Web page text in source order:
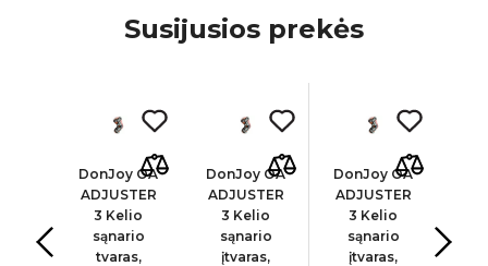
Susijusios prekės
DonJoy OA
ADJUSTER
3 Kelio
sąnario
tvaras,
DonJoy OA
ADJUSTER
3 Kelio
sąnario
įtvaras,
DonJoy OA
ADJUSTER
3 Kelio
sąnario
įtvaras,